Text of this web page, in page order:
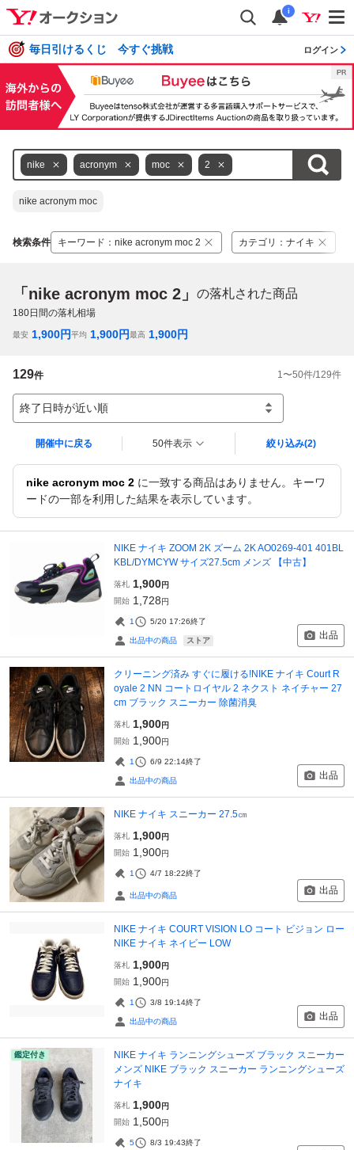
i
毎日引けるくじ 今すぐ挑戦 ログイン
nike acronym moc 2
nike acronym moc
検索条件 キーワード ： nike acronym moc 2 カテゴリ ： ナイキ
「nike acronym moc 2」 の落札された商品
180日間の落札相場
最安 1,900円平均 1,900円最高 1,900円
129件 1 〜50件/129件
終了日時が近い順
開催中に戻る 50件表示 絞り込み(2)
nike acronym moc 2 に一致する商品はありません。キーワ
ードの一部を利用した結果を表示しています。
NIKE ナイキ ZOOM 2K ズーム 2K AO0269-401 401BL
KBL/DYMCYW サイズ27.5cm メンズ 【中古】
落札 1,900円
開始 1,728円
1 5/20 17:26終了
出品中の商品 ストア 出品
クリーニング済み すぐに履ける!NIKE ナイキ Court R
oyale 2 NN コートロイヤル 2 ネクスト ネイチャー 27
cm ブラック スニーカー 除菌消臭
落札 1,900円
開始 1,900円
1 6/9 22:14終了
出品中の商品 出品
NIKE ナイキ スニーカー 27.5㎝
落札 1,900円
開始 1,900円
1 4/7 18:22終了
出品中の商品 出品
NIKE ナイキ COURT VISION LO コート ビジョン ロー
NIKE ナイキ ネイビー LOW
落札 1,900円
開始 1,900円
1 3/8 19:14終了
出品中の商品 出品
鑑定付き
NIKE ナイキ ランニングシューズ ブラック スニーカー
メンズ NIKE ブラック スニーカー ランニングシューズ
ナイキ
落札 1,900円
開始 1,500円
5 8/3 19:43終了